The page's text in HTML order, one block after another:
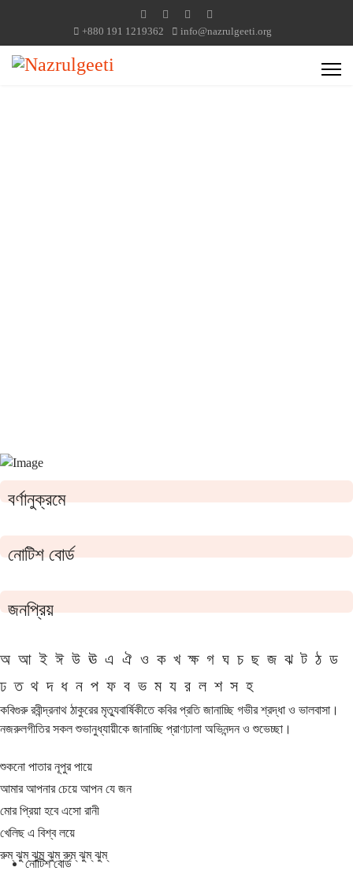
+880 191 1219362 info@nazrulgeeti.org
বর্ণানুক্রমে
নোটিশ বোর্ড
জনপ্রিয়
অ আ ই ঈ উ ঊ এ ঐ ও ক খ ক্ষ গ ঘ চ ছ জ ঝ ট ঠ ড
ঢ ত থ দ ধ ন প ফ ব ভ ম য র ল শ স হ
কবিগুরু রবীন্দ্রনাথ ঠাকুরের মৃত্যুবার্ষিকীতে কবির প্রতি জানাচ্ছি গভীর শ্রদ্ধা ও ভালবাসা।
নজরুলগীতির সকল শুভানুধ্যায়ীকে জানাচ্ছি প্রাণঢালা অভিনন্দন ও শুভেচ্ছা।
শুকনো পাতার নূপুর পায়ে
আমার আপনার চেয়ে আপন যে জন
মোর প্রিয়া হবে এসো রানী
খেলিছ এ বিশ্ব লয়ে
রুম্ ঝুম্ ঝুম্ ঝুম্ রুম্ ঝুম্ ঝুম্
নোটিশ বোর্ড